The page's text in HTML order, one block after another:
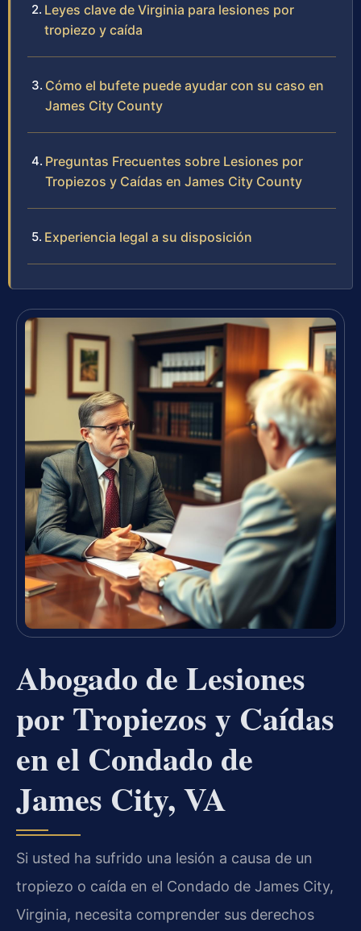
Leyes clave de Virginia para lesiones por
tropiezo y caída
Cómo el bufete puede ayudar con su caso en
James City County
Preguntas Frecuentes sobre Lesiones por
Tropiezos y Caídas en James City County
Experiencia legal a su disposición
Abogado de Lesiones
por Tropiezos y Caídas
en el Condado de
James City, VA
Si usted ha sufrido una lesión a causa de un
tropiezo o caída en el Condado de James City,
Virginia, necesita comprender sus derechos